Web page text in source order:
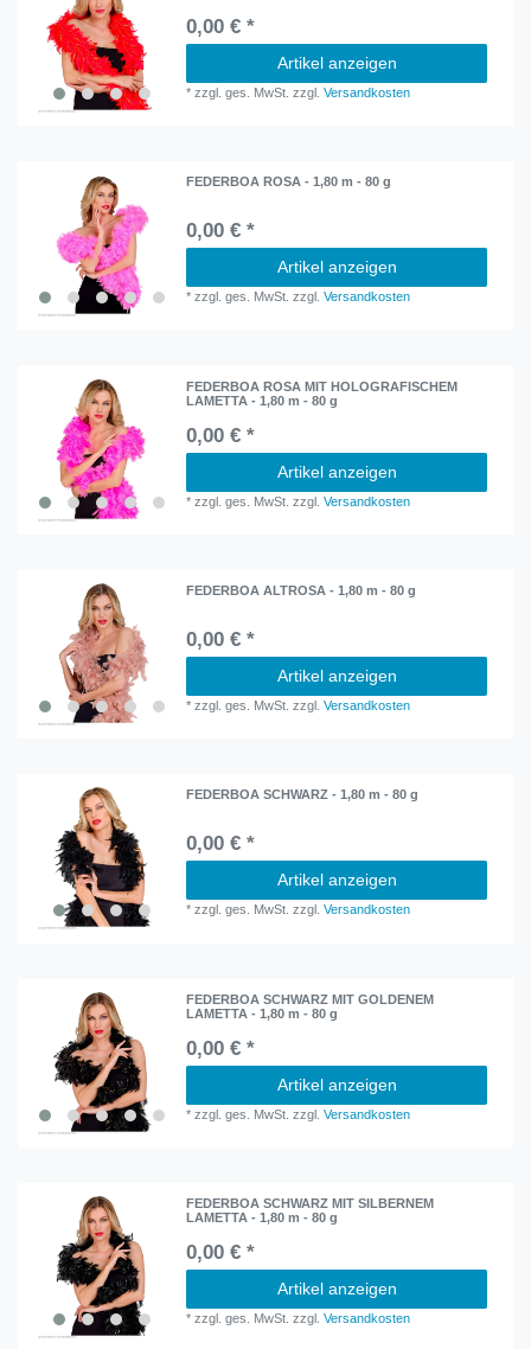
0,00 € *
Artikel anzeigen
*zzgl. ges. MwSt. zzgl.Versandkosten
FEDERBOA ROSA - 1,80 m - 80 g
0,00 € *
Artikel anzeigen
*zzgl. ges. MwSt. zzgl.Versandkosten
FEDERBOA ROSA MIT HOLOGRAFISCHEM
LAMETTA - 1,80 m - 80 g
0,00 € *
Artikel anzeigen
*zzgl. ges. MwSt. zzgl.Versandkosten
FEDERBOA ALTROSA - 1,80 m - 80 g
0,00 € *
Artikel anzeigen
*zzgl. ges. MwSt. zzgl.Versandkosten
FEDERBOA SCHWARZ - 1,80 m - 80 g
0,00 € *
Artikel anzeigen
*zzgl. ges. MwSt. zzgl.Versandkosten
FEDERBOA SCHWARZ MIT GOLDENEM
LAMETTA - 1,80 m - 80 g
0,00 € *
Artikel anzeigen
*zzgl. ges. MwSt. zzgl.Versandkosten
FEDERBOA SCHWARZ MIT SILBERNEM
LAMETTA - 1,80 m - 80 g
0,00 € *
Artikel anzeigen
*zzgl. ges. MwSt. zzgl.Versandkosten